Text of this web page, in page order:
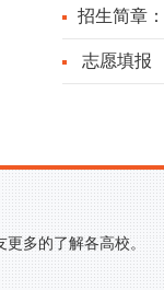
招生简章：
院校志愿填报
更多的了解各高校。